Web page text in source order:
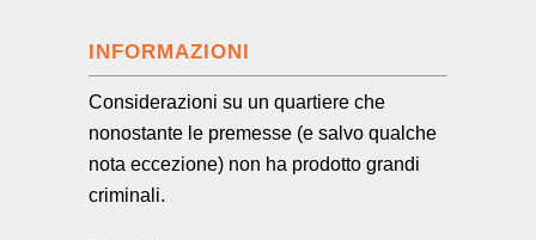
INFORMAZIONI
Considerazioni su un quartiere che
nonostante le premesse (e salvo qualche
nota eccezione) non ha prodotto grandi
criminali.